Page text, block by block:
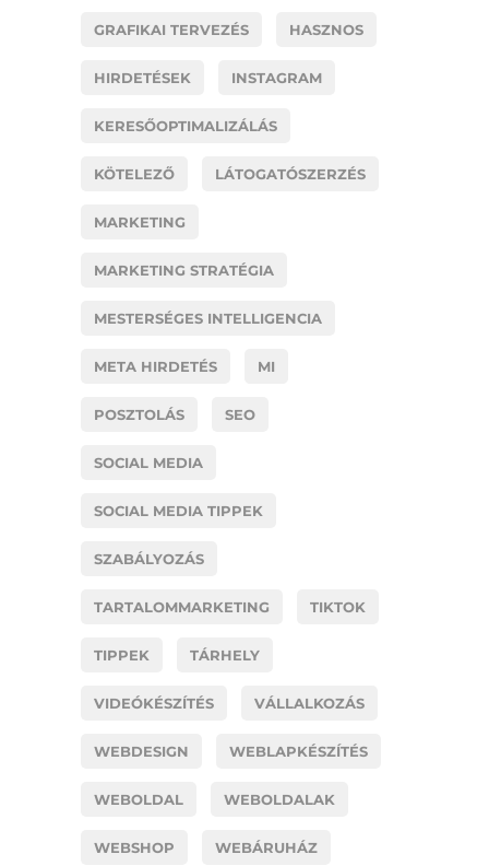
GRAFIKAI TERVEZÉS HASZNOS
HIRDETÉSEK INSTAGRAM
KERESŐOPTIMALIZÁLÁS
KÖTELEZŐ LÁTOGATÓSZERZÉS
MARKETING
MARKETING STRATÉGIA
MESTERSÉGES INTELLIGENCIA
META HIRDETÉS MI
POSZTOLÁS SEO
SOCIAL MEDIA
SOCIAL MEDIA TIPPEK
SZABÁLYOZÁS
TARTALOMMARKETING TIKTOK
TIPPEK TÁRHELY
VIDEÓKÉSZÍTÉS VÁLLALKOZÁS
WEBDESIGN WEBLAPKÉSZÍTÉS
WEBOLDAL WEBOLDALAK
WEBSHOP WEBÁRUHÁZ